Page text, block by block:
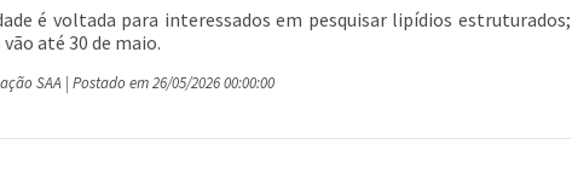
é voltada para interessados em pesquisar lipídios estruturados;
até 30 de maio.
SAA | Postado em 26/05/2026 00:00:00